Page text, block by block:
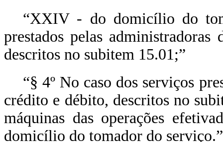
“XXIV - do domicílio do
prestados pelas
descritos no subitem 15.01;”
“§ 4º No caso dos serviços
crédito e débito, descritos no
máquinas das operações
domicílio do tomador do serviço.”